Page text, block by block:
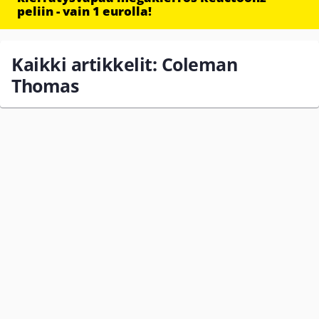
peliin - vain 1 eurolla!
Kaikki artikkelit: Coleman
Thomas